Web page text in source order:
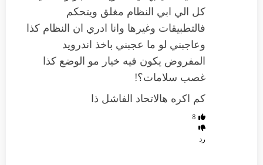
كل الي ابي النظام مغلق ويتحكم
فالتطبيقات وغيرها وانا ادري ان النظام كذا
وعاجبني لو ما عجبني باخذ اندرويد
المفروض يكون فيه خيار مو الوضع كذا
غصب سلامات؟!
كم اكره هالاتحاد الفاشل ذا
8
رد